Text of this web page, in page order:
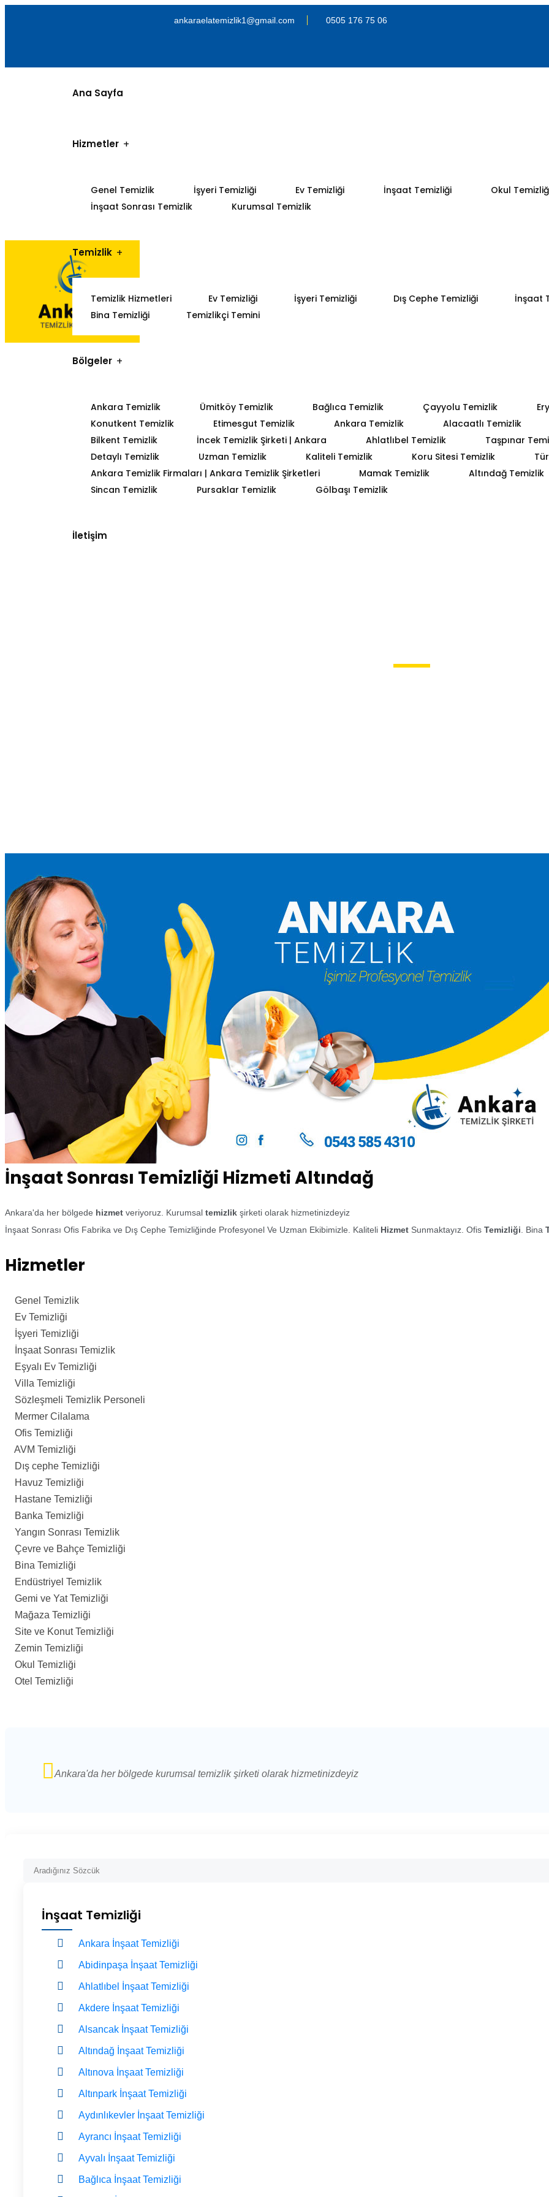
ankaraelatemizlik1@gmail.com 0505 176 75 06
Ana Sayfa
Hizmetler
Genel Temizlik İşyeri Temizliği Ev Temizliği İnşaat Temizliği
Okul
İnşaat Sonrası Temizlik
Kurumsal Temizlik
Temizlik
Temizlik Hizmetleri Ev Temizliği İşyeri Temizliği Dış Cephe Temizliği
İnşaat
Bina Temizliği
Temizlikçi Temini
Bölgeler
Ankara Temizlik Ümitköy Temizlik Bağlıca Temizlik Çayyolu Temizlik
Konutkent Temizlik
Etimesgut Temizlik Ankara Temizlik
Alacaatlı Temizlik
Bilkent Temizlik
İncek Temizlik Şirketi | Ankara Ahlatlıbel Temizlik
Taşpınar
Detaylı Temizlik
Uzman Temizlik Kaliteli Temizlik Koru Sitesi Temizlik
Ankara Temizlik Firmaları | Ankara Temizlik Şirketleri
Mamak Temizlik
Altındağ Temizlik
Sincan Temizlik
Pursaklar Temizlik Gölbaşı Temizlik
İletişim
İnşaat Sonrası Temizliği Hizmeti Altındağ
Ankara'da her bölgede hizmet veriyoruz. Kurumsal temizlik şirketi olarak hizmetinizdeyiz
İnşaat Sonrası Ofis Fabrika ve Dış Cephe Temizliğinde Profesyonel Ve Uzman Ekibimizle. Kaliteli Hizmet Sunmaktayız. Ofis Temizliği . Bina
Hizmetler
Genel Temizlik
Ev Temizliği
İşyeri Temizliği
İnşaat Sonrası Temizlik
Eşyalı Ev Temizliği
Villa Temizliği
Sözleşmeli Temizlik Personeli
Mermer Cilalama
Ofis Temizliği
AVM Temizliği
Dış cephe Temizliği
Havuz Temizliği
Hastane Temizliği
Banka Temizliği
Yangın Sonrası Temizlik
Çevre ve Bahçe Temizliği
Bina Temizliği
Endüstriyel Temizlik
Gemi ve Yat Temizliği
Mağaza Temizliği
Site ve Konut Temizliği
Zemin Temizliği
Okul Temizliği
Otel Temizliği
Ankara'da her bölgede kurumsal temizlik şirketi olarak hizmetinizdeyiz
İnşaat Temizliği
Ankara İnşaat Temizliği
Abidinpaşa İnşaat Temizliği
Ahlatlıbel İnşaat Temizliği
Akdere İnşaat Temizliği
Alsancak İnşaat Temizliği
Altındağ İnşaat Temizliği
Altınova İnşaat Temizliği
Altınpark İnşaat Temizliği
Aydınlıkevler İnşaat Temizliği
Ayrancı İnşaat Temizliği
Ayvalı İnşaat Temizliği
Bağlıca İnşaat Temizliği